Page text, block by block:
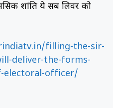
शांति ये सब लिवर को
filling-the-sir-
deliver-the-forms-
electoral-officer/